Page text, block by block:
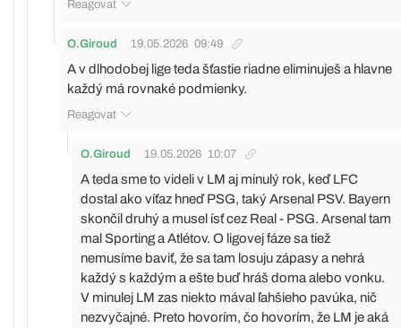
Reagovat
O.Giroud 19.05.2026 09:49
A v dlhodobej lige teda šťastie riadne eliminuješ a hlavne
každý má rovnaké podmienky.
Reagovat
O.Giroud 19.05.2026 10:07
A teda sme to videli v LM aj minulý rok, keď LFC
dostal ako víťaz hneď PSG, taký Arsenal PSV. Bayern
skončil druhý a musel ísť cez Real - PSG. Arsenal tam
mal Sporting a Atlétov. O ligovej fáze sa tiež
nemusíme baviť, že sa tam losuju zápasy a nehrá
každý s každým a ešte buď hráš doma alebo vonku.
V minulej LM zas niekto mával ľahšieho pavúka, nič
nezvyčajné. Preto hovorím, čo hovorím, že LM je aká